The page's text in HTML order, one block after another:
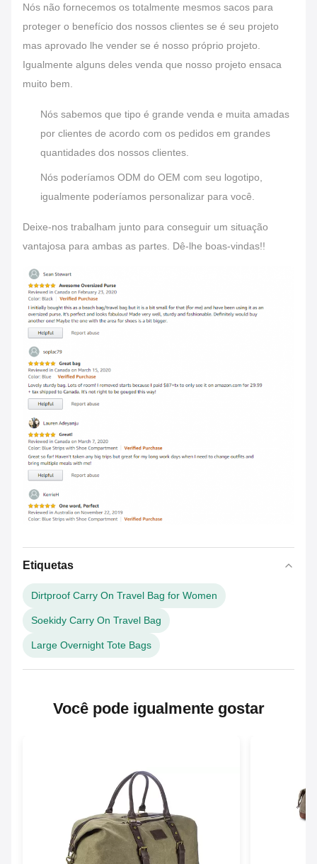
Nós não fornecemos os totalmente mesmos sacos para
proteger o benefício dos nossos clientes se é seu projeto
mas aprovado lhe vender se é nosso próprio projeto.
Igualmente alguns deles venda que nosso projeto ensaca
muito bem.
Nós sabemos que tipo é grande venda e muita amadas
por clientes de acordo com os pedidos em grandes
quantidades dos nossos clientes.
Nós poderíamos ODM do OEM com seu logotipo,
igualmente poderíamos personalizar para você.
Deixe-nos trabalham junto para conseguir um situação
vantajosa para ambas as partes. Dê-lhe boas-vindas!!
Etiquetas
Dirtproof Carry On Travel Bag for Women
Soekidy Carry On Travel Bag
Large Overnight Tote Bags
Você pode igualmente gostar